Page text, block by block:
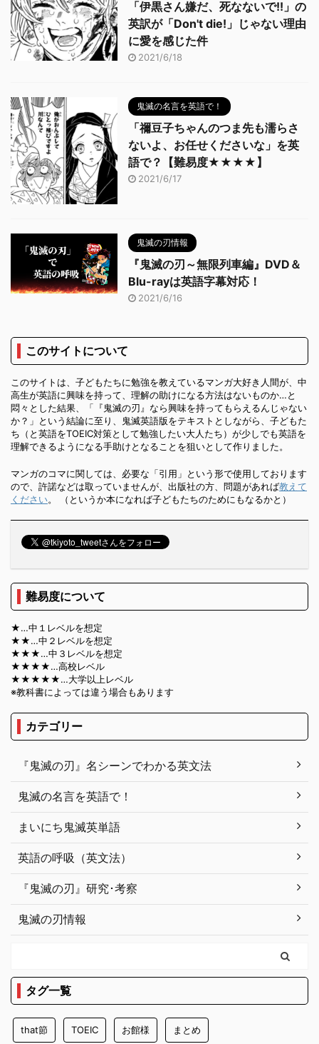
「伊黒さん嫌だ、死なないで!!」の
英訳が「Don't die!」じゃない理由
に愛を感じた件
2021/6/18
鬼滅の名言を英語で！
「禰豆子ちゃんのつま先も濡らさ
ないよ、お任せくださいな」を英
語で？【難易度★★★★】
2021/6/17
鬼滅の刃情報
『鬼滅の刃～無限列車編』DVD＆
Blu-rayは英語字幕対応！
2021/6/16
このサイトについて
このサイトは、子どもたちに勉強を教えているマンガ大好き人間が、中
高生が英語に興味を持って、理解の助けになる方法はないものか…と
悶々とした結果、「『鬼滅の刃』なら興味を持ってもらえるんじゃない
か？」という結論に至り、鬼滅英語版をテキストとしながら、子どもた
ち（と英語をTOEIC対策として勉強したい大人たち）が少しでも英語を
理解できるようになる手助けとなることを狙いとして作りました。
マンガのコマに関しては、必要な「引用」という形で使用しております
ので、許諾などは取っていませんが、出版社の方、問題があれば教えて
ください。 （というか本になれば子どもたちのためにもなるかと）
難易度について
★…中１レベルを想定
★★…中２レベルを想定
★★★…中３レベルを想定
★★★★…高校レベル
★★★★★…大学以上レベル
※教科書によっては違う場合もあります
カテゴリー
『鬼滅の刃』名シーンでわかる英文法
鬼滅の名言を英語で！
まいにち鬼滅英単語
英語の呼吸（英文法）
『鬼滅の刃』研究･考察
鬼滅の刃情報
タグ一覧
that節 TOEIC お館様 まとめ